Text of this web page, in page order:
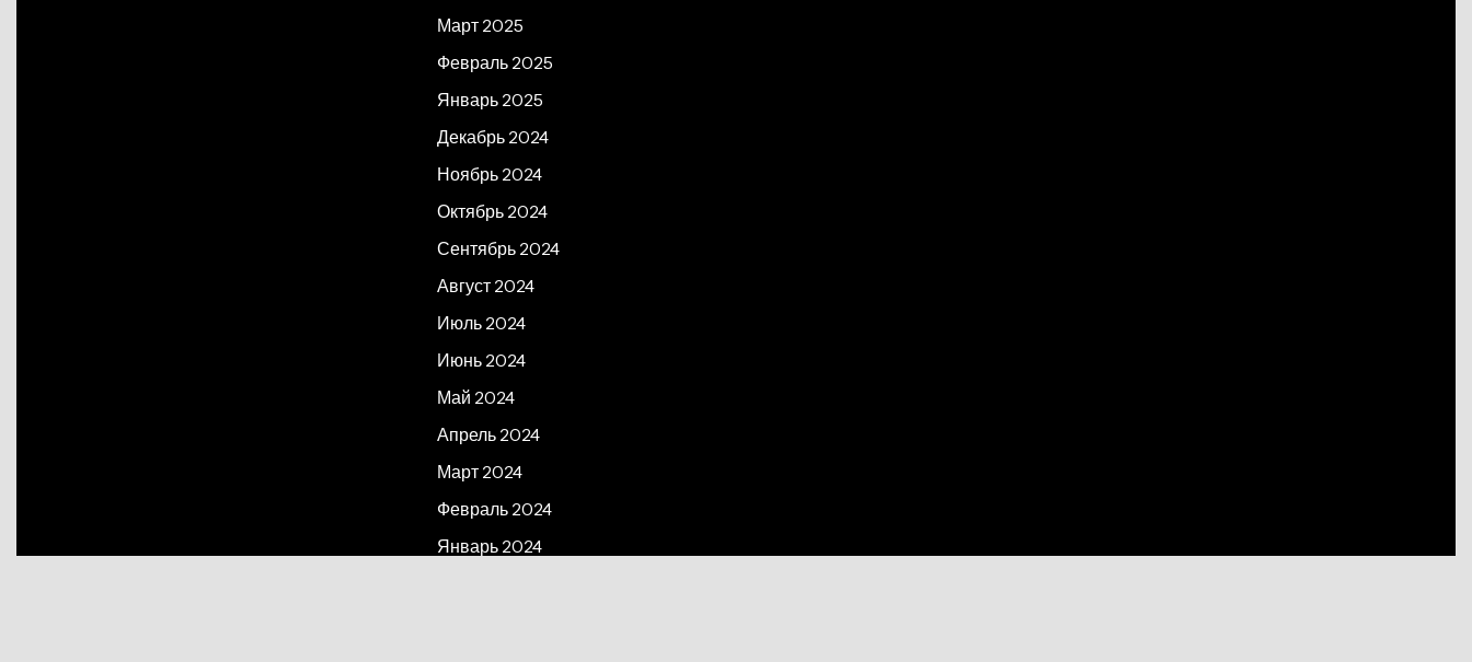
Март 2025
Февраль 2025
Январь 2025
Декабрь 2024
Ноябрь 2024
Октябрь 2024
Сентябрь 2024
Август 2024
Июль 2024
Июнь 2024
Май 2024
Апрель 2024
Март 2024
Февраль 2024
Январь 2024